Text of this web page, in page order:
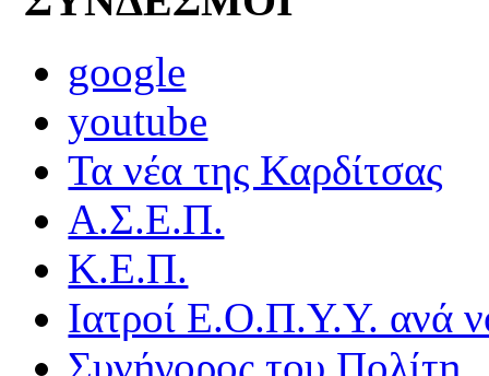
google
youtube
Τα νέα της Καρδίτσας
Α.Σ.Ε.Π.
Κ.Ε.Π.
Ιατροί Ε.Ο.Π.Υ.Υ. ανά
Συνήγορος του Πολίτη